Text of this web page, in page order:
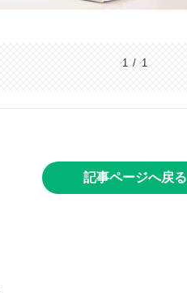
1 / 1
記事ページへ戻る